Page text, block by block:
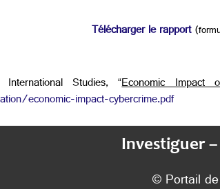
Télécharger le rapport
Studies, “Economic Impact
economic-impact-cybercrime.pdf
Investiguer
© Portail